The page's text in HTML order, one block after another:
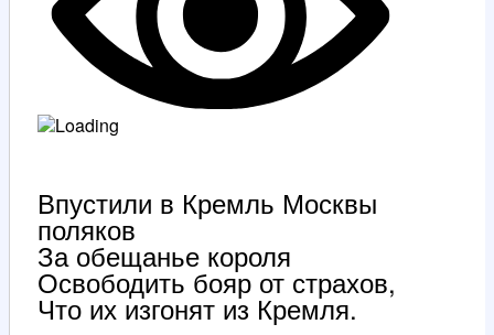
Впустили в Кремль Москвы
поляков
За обещанье короля
Освободить бояр от страхов,
Что их изгонят из Кремля.